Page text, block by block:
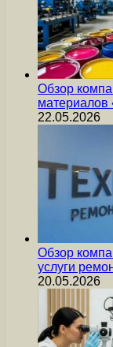
Обзор
22.05.2026
Обзор
услуги
20.05.2026